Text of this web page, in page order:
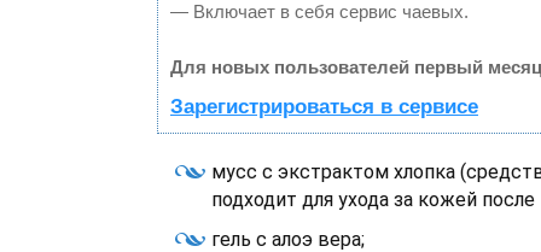
— Включает в себя сервис чаевых.
Для новых пользователей первый
Зарегистрироваться в сервисе
мусс с экстрактом хлопка
подходит для ухода за кожей
гель с алоэ вера;